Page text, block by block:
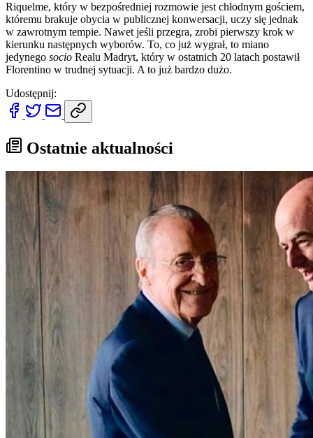
Riquelme, który w bezpośredniej rozmowie jest chłodnym gościem,
któremu brakuje obycia w publicznej konwersacji, uczy się jednak
w zawrotnym tempie. Nawet jeśli przegra, zrobi pierwszy krok w
kierunku następnych wyborów. To, co już wygrał, to miano
jedynego socio Realu Madryt, który w ostatnich 20 latach postawił
Florentino w trudnej sytuacji. A to już bardzo dużo.
Udostępnij:
Ostatnie aktualności